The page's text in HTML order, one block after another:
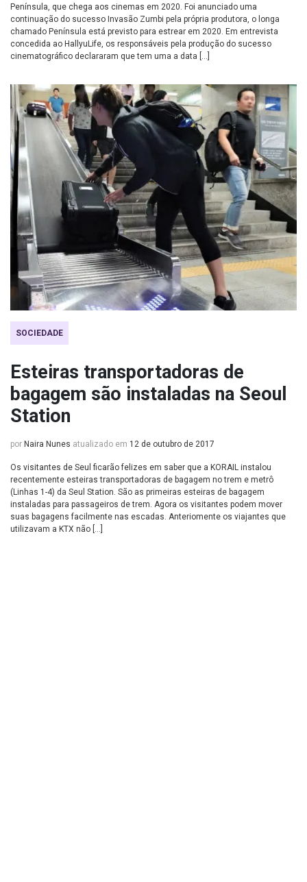
Península, que chega aos cinemas em 2020. Foi anunciado uma
continuação do sucesso Invasão Zumbi pela própria produtora, o longa
chamado Península está previsto para estrear em 2020. Em entrevista
concedida ao HallyuLife, os responsáveis pela produção do sucesso
cinematográfico declararam que tem uma a data […]
SOCIEDADE
Esteiras transportadoras de
bagagem são instaladas na Seoul
Station
por Naira Nunes atualizado em 12 de outubro de 2017
Os visitantes de Seul ficarão felizes em saber que a KORAIL instalou
recentemente esteiras transportadoras de bagagem no trem e metrô
(Linhas 1-4) da Seul Station. São as primeiras esteiras de bagagem
instaladas para passageiros de trem. Agora os visitantes podem mover
suas bagagens facilmente nas escadas. Anteriomente os viajantes que
utilizavam a KTX não […]